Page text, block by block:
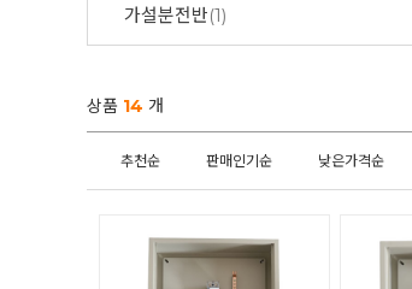
가설분전반(1)
상품 14 개
추천순 판매인기순 낮은가격순